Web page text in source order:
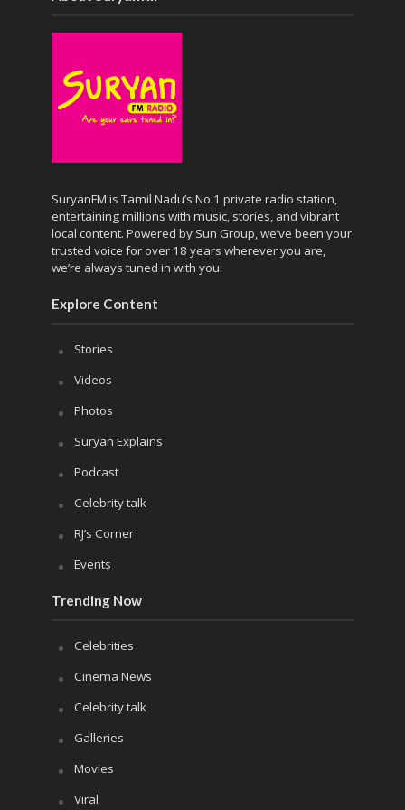
SuryanFM is Tamil Nadu’s No.1 private radio station,
entertaining millions with music, stories, and vibrant
local content. Powered by Sun Group, we’ve been your
trusted voice for over 18 years wherever you are,
we’re always tuned in with you.
Explore Content
Stories
Videos
Photos
Suryan Explains
Podcast
Celebrity talk
RJ’s Corner
Events
Trending Now
Celebrities
Cinema News
Celebrity talk
Galleries
Movies
Viral